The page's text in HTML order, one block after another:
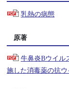
乳熱の病態
原著
牛鼻炎Bウイル
施した消毒薬の抗